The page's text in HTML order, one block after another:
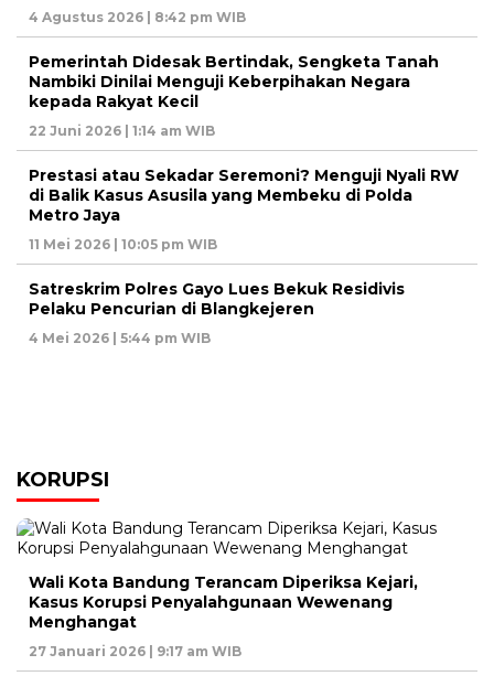
4 Agustus 2026 | 8:42 pm WIB
Pemerintah Didesak Bertindak, Sengketa Tanah
Nambiki Dinilai Menguji Keberpihakan Negara
kepada Rakyat Kecil
22 Juni 2026 | 1:14 am WIB
Prestasi atau Sekadar Seremoni? Menguji Nyali RW
di Balik Kasus Asusila yang Membeku di Polda
Metro Jaya
11 Mei 2026 | 10:05 pm WIB
Satreskrim Polres Gayo Lues Bekuk Residivis
Pelaku Pencurian di Blangkejeren
4 Mei 2026 | 5:44 pm WIB
KORUPSI
Wali Kota Bandung Terancam Diperiksa Kejari,
Kasus Korupsi Penyalahgunaan Wewenang
Menghangat
27 Januari 2026 | 9:17 am WIB